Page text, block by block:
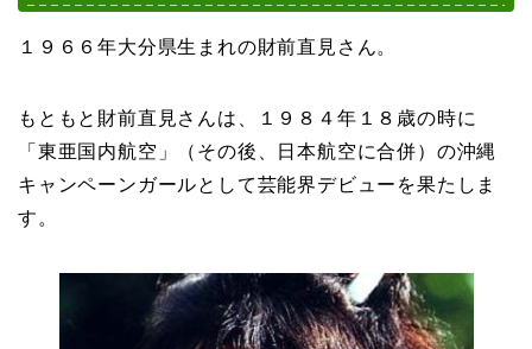
１９６６年大分県生まれの財前直見さん。
もともと財前直見さんは、１９８４年１８歳の時に
「東亜国内航空」（その後、日本航空に合併）の沖縄
キャンペーンガールとして芸能界デビューを果たしま
す。